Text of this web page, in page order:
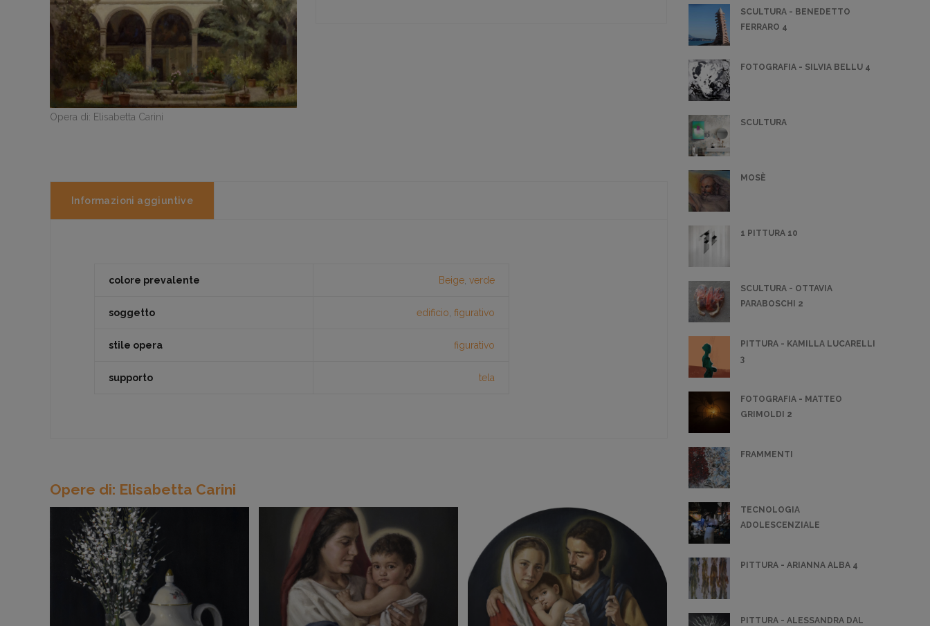
Opera di: Elisabetta Carini
Informazioni aggiuntive
colore prevalente Beige verde
soggetto edificio figurativo
stile opera figurativo
supporto tela
Opere di: Elisabetta Carini
SCULTURA - BENEDETTO
FERRARO 4
FOTOGRAFIA - SILVIA BELLU 4
SCULTURA
MOSÈ
1 PITTURA 10
SCULTURA - OTTAVIA
PARABOSCHI 2
PITTURA - KAMILLA LUCARELLI
3
FOTOGRAFIA - MATTEO
GRIMOLDI 2
FRAMMENTI
TECNOLOGIA
ADOLESCENZIALE
PITTURA - ARIANNA ALBA 4
PITTURA - ALESSANDRA DAL